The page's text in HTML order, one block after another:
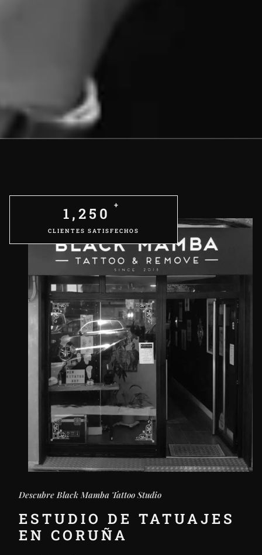
1,250 +
CLIENTES SATISFECHOS
Descubre Black Mamba Tattoo Studio
ESTUDIO DE TATUAJES
EN CORUÑA